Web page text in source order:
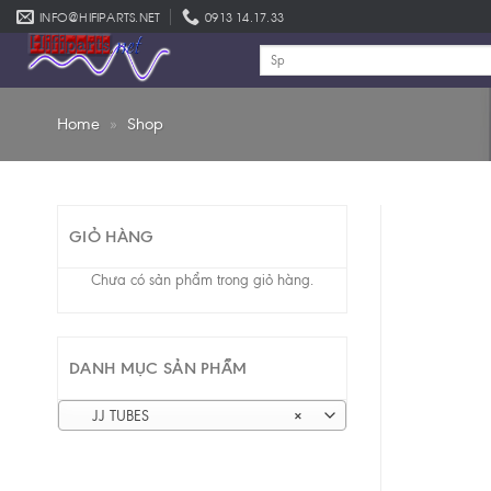
Skip
to
content
INFO@HIFIPARTS.NET 0913 14.17.33
Tìm
kiếm:
Home » Shop
GIỎ HÀNG
Chưa có sản phẩm trong giỏ hàng.
DANH MỤC SẢN PHẨM
×
JJ TUBES